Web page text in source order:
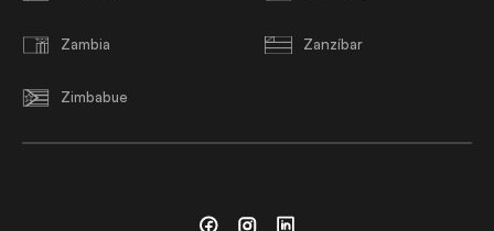
Zambia Zanzíbar
Zimbabue
FacebookInstagramLinkedin